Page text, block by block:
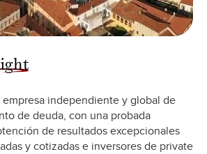
independiente y global de
de deuda, con una probada
de resultados excepcionales
y cotizadas e inversores de private